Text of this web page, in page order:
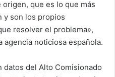
que es lo que más
y son los propios
resolver el problema»,
noticiosa española.
del Alto Comisionado